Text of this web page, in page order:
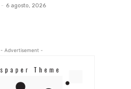
- 6 agosto, 2026
- Advertisement -